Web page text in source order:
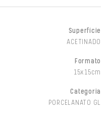
Superfície
ACETINADO
Formato
15x15cm
Categoria
PORCELANATO GL